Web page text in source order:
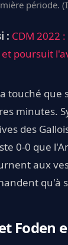
période.
: CDM 2022
poursuit
touché que
minutes.
des
0-0 que
aux
qu'à
Foden